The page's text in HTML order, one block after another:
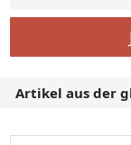
Artikel aus der